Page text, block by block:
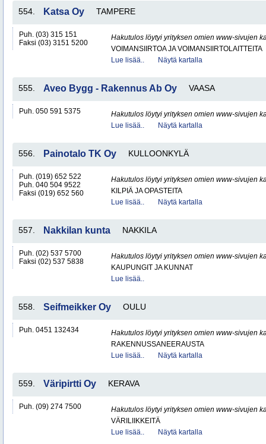
554. Katsa Oy TAMPERE
Puh. (03) 315 151
Faksi (03) 3151 5200
Hakutulos löytyi yrityksen omien www-sivujen
VOIMANSIIRTOA JA VOIMANSIIRTOLAITTEITA
Lue lisää..
Näytä kartalla
555. Aveo Bygg - Rakennus Ab Oy VAASA
Puh. 050 591 5375
Hakutulos löytyi yrityksen omien www-sivujen
Lue lisää..
Näytä kartalla
556. Painotalo TK Oy KULLOONKYLÄ
Puh. (019) 652 522
Puh. 040 504 9522
Faksi (019) 652 560
Hakutulos löytyi yrityksen omien www-sivujen
KILPIÄ JA OPASTEITA
Lue lisää..
Näytä kartalla
557. Nakkilan kunta NAKKILA
Puh. (02) 537 5700
Faksi (02) 537 5838
Hakutulos löytyi yrityksen omien www-sivujen
KAUPUNGIT JA KUNNAT
Lue lisää..
558. Seifmeikker Oy OULU
Puh. 0451 132434
Hakutulos löytyi yrityksen omien www-sivujen
RAKENNUSSANEERAUSTA
Lue lisää..
Näytä kartalla
559. Väripirtti Oy KERAVA
Puh. (09) 274 7500
Hakutulos löytyi yrityksen omien www-sivujen
VÄRILIIKKEITÄ
Lue lisää..
Näytä kartalla